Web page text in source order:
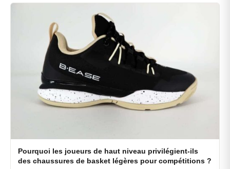
Pourquoi les joueurs de haut niveau privilégient-ils
des chaussures de basket légères pour compétitions ?